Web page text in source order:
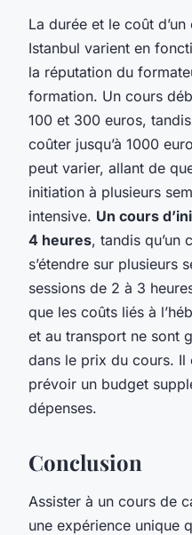
La durée et le coût
Istanbul varient en
la réputation du
formation. Un cours
100 et 300 euros,
coûter jusqu’à 1000
peut varier, allant de
initiation à plusieurs
intensive. Un cours
4 heures, tandis qu’un
s’étendre sur plusieurs
sessions de 2 à 3
que les coûts liés à
et au transport ne sont
dans le prix du cours.
prévoir un budget
dépenses.
Conclusion
Assister à un cours de
une expérience unique